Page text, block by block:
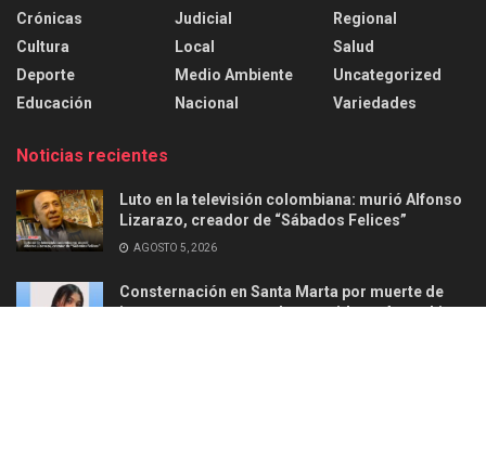
Crónicas
Cultura
Deporte
Educación
Judicial
Local
Medio Ambiente
Nacional
Regional
Salud
Uncategorized
Variedades
Noticias recientes
Luto en la televisión colombiana: murió Alfonso
Lizarazo, creador de “Sábados Felices”
AGOSTO 5, 2026
Consternación en Santa Marta por muerte de
joven en ataque armado ocurrido en Aguachica